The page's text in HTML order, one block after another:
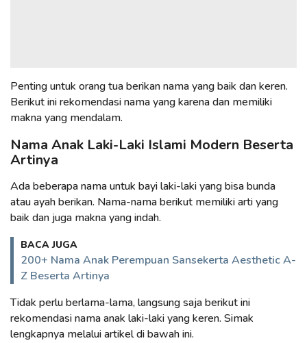
Penting untuk orang tua berikan nama yang baik dan keren.
Berikut ini rekomendasi nama yang karena dan memiliki
makna yang mendalam.
Nama Anak Laki-Laki Islami Modern Beserta
Artinya
Ada beberapa nama untuk bayi laki-laki yang bisa bunda
atau ayah berikan. Nama-nama berikut memiliki arti yang
baik dan juga makna yang indah.
BACA JUGA
200+ Nama Anak Perempuan Sansekerta Aesthetic A-
Z Beserta Artinya
Tidak perlu berlama-lama, langsung saja berikut ini
rekomendasi nama anak laki-laki yang keren. Simak
lengkapnya melalui artikel di bawah ini.